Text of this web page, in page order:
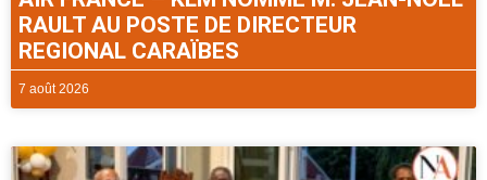
RAULT AU POSTE DE DIRECTEUR
REGIONAL CARAÏBES
7 août 2026